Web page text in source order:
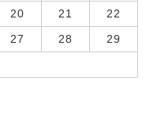
20 21 22
27 28 29